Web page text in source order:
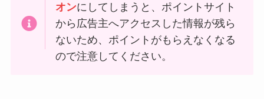
オンにしてしまうと、ポイントサイト
から広告主へアクセスした情報が残ら
ないため、ポイントがもらえなくなる
ので注意してください。